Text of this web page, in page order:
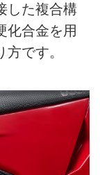
した複合構
化合金を用
です。